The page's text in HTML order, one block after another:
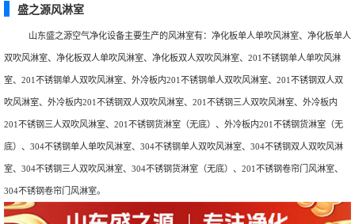
盛之源风淋室
山东盛之源空气净化设备主要生产的风淋室有：净化板单人单吹风淋室、净化板单人
双吹风淋室、净化板双人单吹风淋室、净化板双人双吹风淋室、201不锈钢单人单吹风淋
室、201不锈钢单人双吹风淋室、外冷板内201不锈钢单人双吹风淋室、201不锈钢双人双
吹风淋室、外冷板内201不锈钢双人双吹风淋室、201不锈钢三人双吹风淋室、外冷板内
201不锈钢三人双吹风淋室、201不锈钢货淋室（无底）、外冷板内201不锈钢货淋室（无
底）、304不锈钢单人单吹风淋室、304不锈钢单人双吹风淋室、304不锈钢双人双吹风淋
室、304不锈钢三人双吹风淋室、304不锈钢货淋室（无底）、201不锈钢卷帘门风淋室、
304不锈钢卷帘门风淋室。